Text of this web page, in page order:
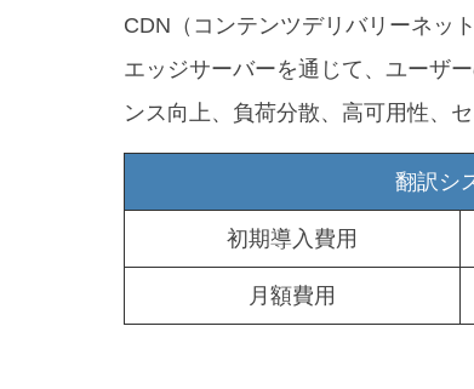
CDN（コンテンツデリバリーネッ
エッジサーバーを通じて、ユーザ
ンス向上、負荷分散、高可用性、
翻訳シ
初期導入費用
月額費用